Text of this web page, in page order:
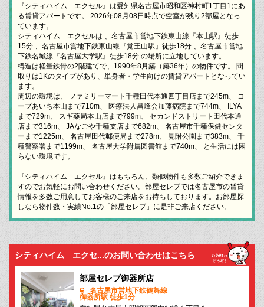
『シティハイム エクセル』は愛知県名古屋市昭和区神村町1丁目1にあ
る賃貸アパートです。 2026年08月08日時点で空室が残り2部屋となっ
ています。
シティハイム エクセルは 、名古屋市営地下鉄東山線『本山駅』徒歩
15分 、名古屋市営地下鉄東山線『覚王山駅』徒歩18分 、名古屋市営地
下鉄名城線『名古屋大学駅』徒歩18分 の場所に立地しています。
構造は軽量鉄骨の2階建てで、1990年8月築（築36年）の物件です。 間
取りは1Kのタイプがあり、単身者・学生向けの賃貸アパートとなってい
ます。
周辺の環境は、 ファミリーマート千種田代本通四丁目店まで245m、 コ
ープあいち本山まで710m、 医療法人昌峰会加藤病院まで744m、 ILYA
まで729m、 スギ薬局本山店まで799m、 セカンドストリート田代本通
店まで316m、 JAなごや千種支店まで682m、 名古屋市千種保健センタ
ーまで1225m、 名古屋田代郵便局まで278m、 見附公園まで383m、 千
種警察署まで1199m、 名古屋大学附属図書館まで740m、 と生活には困
らない環境です。
『シティハイム エクセル』はもちろん、類似物件も多数ご紹介できま
すのでお気軽にお問い合わせください。部屋セレブでは名古屋市の賃貸
情報を多数ご用意してお客様のご来店をお待ちしております。お部屋探
しなら物件数・実績No.1の「部屋セレブ」に是非ご来店ください。
シティハイム エクセ...のお問い合わせはこちら
部屋セレブ御器所店
名古屋市営地下鉄鶴舞線
御器所駅 徒歩1分